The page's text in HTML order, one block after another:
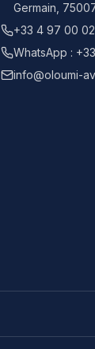
Germain,
+33 4 97 00
WhatsApp :
info@oloumi-